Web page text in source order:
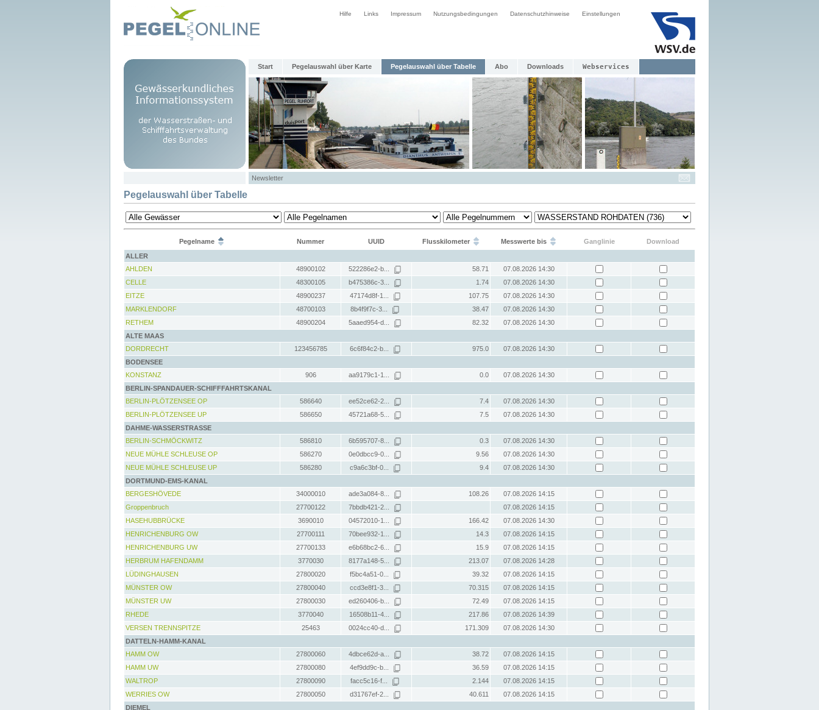
Hilfe Links Impressum Nutzungsbedingungen Datenschutzhinweise Einstellungen
Start Pegelauswahl über Karte Pegelauswahl über Tabelle Abo Downloads Webservices
Newsletter
Pegelauswahl über Tabelle
Pegelname Nummer UUID Flusskilometer Messwerte bis Ganglinie
Download
ALLER
AHLDEN
48900102 522286e2-b... 58.71
07.08.2026 14:30
CELLE
48300105 b475386c-3... 1.74
07.08.2026 14:30
EITZE
48900237 47174d8f-1... 107.75
07.08.2026 14:30
MARKLENDORF
48700103 8b4f9f7c-3... 38.47
07.08.2026 14:30
RETHEM
48900204 5aaed954-d... 82.32
07.08.2026 14:30
ALTE MAAS
DORDRECHT
123456785 6c6f84c2-b... 975.0
07.08.2026 14:30
BODENSEE
KONSTANZ
906 aa9179c1-1... 0.0
07.08.2026 14:30
BERLIN-SPANDAUER-SCHIFFFAHRTSKANAL
BERLIN-PLÖTZENSEE OP
586640 ee52ce62-2... 7.4
07.08.2026 14:30
BERLIN-PLÖTZENSEE UP
586650 45721a68-5... 7.5
07.08.2026 14:30
DAHME-WASSERSTRASSE
BERLIN-SCHMÖCKWITZ
586810 6b595707-8... 0.3
07.08.2026 14:30
NEUE MÜHLE SCHLEUSE OP
586270 0e0dbcc9-0... 9.56
07.08.2026 14:30
NEUE MÜHLE SCHLEUSE UP
586280 c9a6c3bf-0... 9.4
07.08.2026 14:30
DORTMUND-EMS-KANAL
BERGESHÖVEDE
34000010 ade3a084-8... 108.26
07.08.2026 14:15
Groppenbruch
27700122 7bbdb421-2...
07.08.2026 14:15
HASEHUBBRÜCKE
3690010 04572010-1... 166.42
07.08.2026 14:30
HENRICHENBURG OW
27700111 70bee932-1... 14.3
07.08.2026 14:15
HENRICHENBURG UW
27700133 e6b68bc2-6... 15.9
07.08.2026 14:15
HERBRUM HAFENDAMM
3770030 8177a148-5... 213.07
07.08.2026 14:28
LÜDINGHAUSEN
27800020 f5bc4a51-0... 39.32
07.08.2026 14:15
MÜNSTER OW
27800040 ccd3e8f1-3... 70.315
07.08.2026 14:15
MÜNSTER UW
27800030 ed260406-b... 72.49
07.08.2026 14:15
RHEDE
3770040 16508b11-4... 217.86
07.08.2026 14:39
VERSEN TRENNSPITZE
25463 0024cc40-d... 171.309
07.08.2026 14:30
DATTELN-HAMM-KANAL
HAMM OW
27800060 4dbce62d-a... 38.72
07.08.2026 14:15
HAMM UW
27800080 4ef9dd9c-b... 36.59
07.08.2026 14:15
WALTROP
27800090 facc5c16-f... 2.144
07.08.2026 14:15
WERRIES OW
27800050 d31767ef-2... 40.611
07.08.2026 14:15
DIEMEL